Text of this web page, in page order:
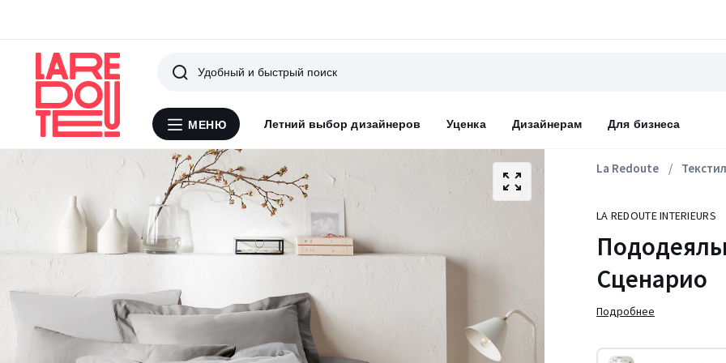
Меню
МЕНЮ Летний выбор дизайнеров Уценка Дизайнерам Для бизнеса
Поиск
La Redoute
LA REDOUTE INTERIEURS
Сценарио
Подробнее